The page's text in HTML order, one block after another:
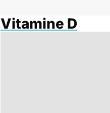
Vitamine D